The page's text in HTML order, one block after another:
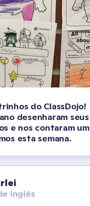
do ClassDojo!
desenharam seus
e nos contaram um
esta semana.
inglês